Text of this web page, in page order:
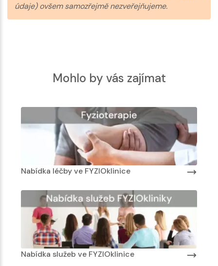
údaje) ovšem samozřejmě nezveřejňujeme.
Mohlo by vás zajímat
Nabídka léčby ve FYZIOklinice
Nabídka služeb ve FYZIOklinice